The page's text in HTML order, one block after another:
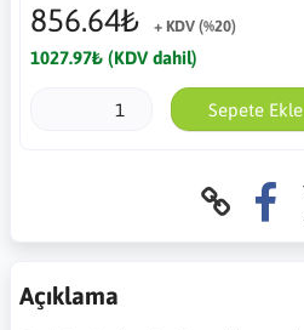
856.64₺ + KDV (%20)
1027.97₺ (KDV dahil)
Sepete Ekle
Açıklama